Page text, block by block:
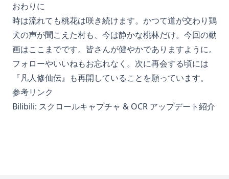
おわりに
時は流れても桃花は咲き続けます。かつて道が交わり鶏
犬の声が聞こえた村も、今は静かな桃林だけ。今回の動
画はここまでです。皆さんが健やかでありますように。
フォローやいいねもお忘れなく。次に再会する頃には
『凡人修仙伝』も再開していることを願っています。
参考リンク
Bilibili: スクロールキャプチャ & OCR アップデート紹介